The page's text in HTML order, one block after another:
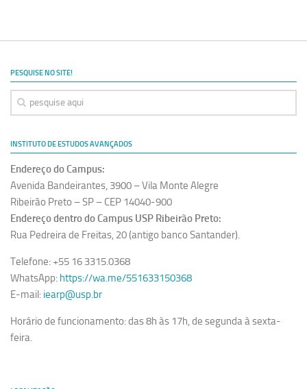
PESQUISE NO SITE!
INSTITUTO DE ESTUDOS AVANÇADOS
Endereço do Campus:
Avenida Bandeirantes, 3900 – Vila Monte Alegre
Ribeirão Preto – SP – CEP 14040-900
Endereço dentro do Campus USP Ribeirão Preto:
Rua Pedreira de Freitas, 20 (antigo banco Santander).
Telefone: +55 16 3315.0368
WhatsApp: https://wa.me/551633150368
E-mail: iearp@usp.br
Horário de funcionamento: das 8h às 17h, de segunda à sexta-
feira.